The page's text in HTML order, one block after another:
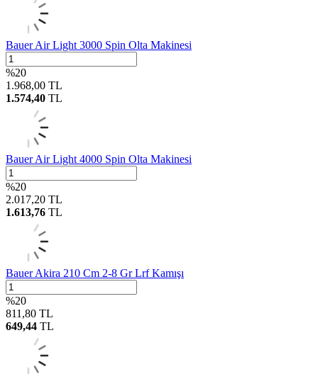
Bauer Air Light 3000 Spin Olta Makinesi
%20
1.968,00 TL
1.574,40 TL
Bauer Air Light 4000 Spin Olta Makinesi
%20
2.017,20 TL
1.613,76 TL
Bauer Akira 210 Cm 2-8 Gr Lrf Kamışı
%20
811,80 TL
649,44 TL